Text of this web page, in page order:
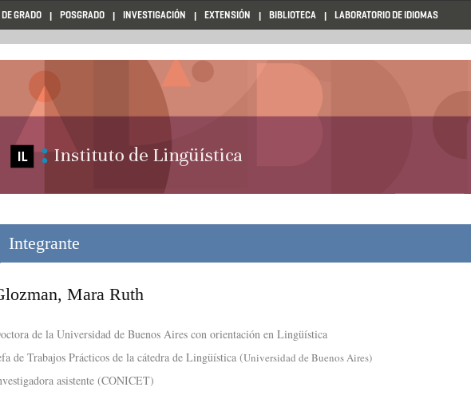
GRADO POSGRADO INVESTIGACIÓN EXTENSIÓN BIBLIOTECA LABORATORIO DE IDIOMAS
Integrante
Mara Ruth
de la Universidad de Buenos Aires con orientación en Lingüística
de Trabajos Prácticos de la cátedra de Lingüística (Universidad de Buenos Aires)
asistente (CONICET)